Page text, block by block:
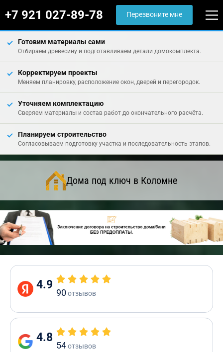
+7 921 027-89-78 Перезвоните мне
Готовим материалы сами
Отбираем древесину и подготавливаем детали домокомплекта.
Корректируем проекты
Меняем планировку, расположение окон, дверей и перегородок.
Уточняем комплектацию
Сверяем материалы и состав работ до окончательного расчёта.
Планируем строительство
Согласовываем подготовку участка и последовательность этапов.
Дома под ключ в Коломне
4.9
90отзывов
4.8
54отзывов